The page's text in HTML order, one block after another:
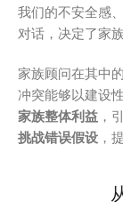
我们的不安全感
对话，决定了家
家族顾问在其中
冲突能够以建设
家族整体利益 ，
挑战错误假设 ，